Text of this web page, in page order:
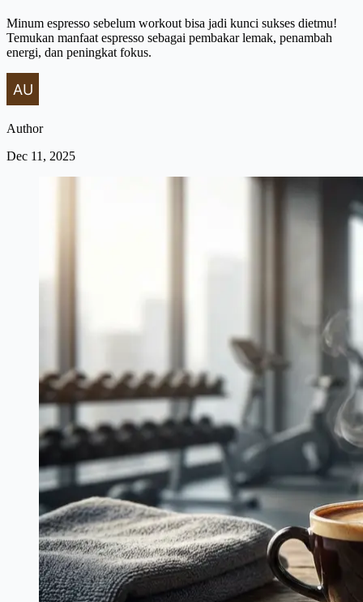
Minum espresso sebelum workout bisa jadi kunci sukses dietmu!
Temukan manfaat espresso sebagai pembakar lemak, penambah
energi, dan peningkat fokus.
Author
Dec 11, 2025